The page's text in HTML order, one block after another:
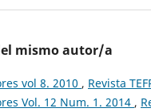
mismo autor/a
vol 8. 2010 , Revista
Vol. 12 Num. 1. 2014 ,